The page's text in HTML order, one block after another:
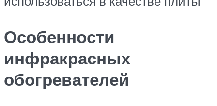
Особенности
инфракрасных
обогревателей